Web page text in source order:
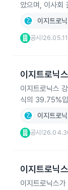
았으며, 이사회
이지트로
공시 26.05.11
이지트로닉
이지트로닉스
식의 39.75%
이지트로
공시
이지트로닉
이지트로닉스